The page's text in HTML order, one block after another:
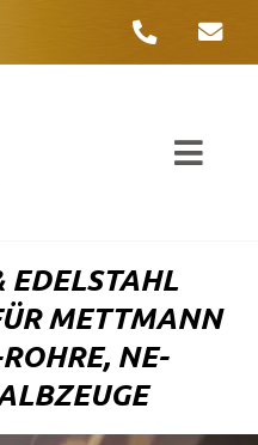
METTMANN –
NE-M